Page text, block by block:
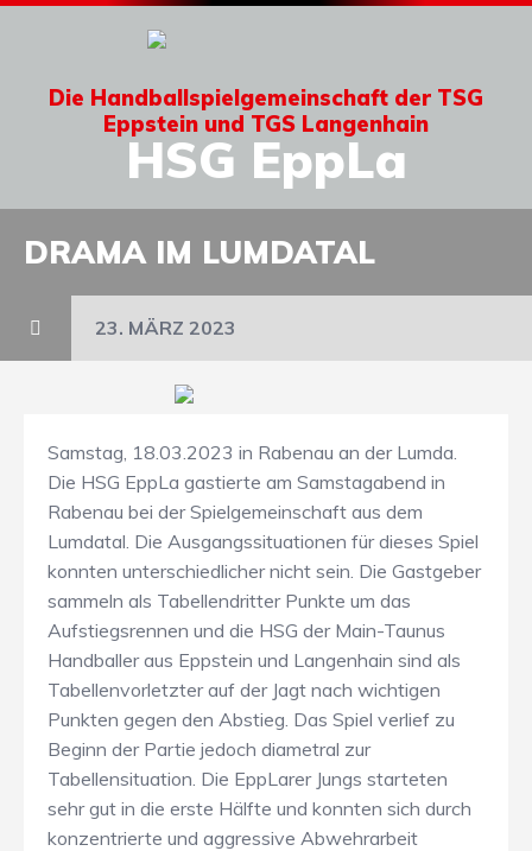
Die Handballspielgemeinschaft der TSG
Eppstein und TGS Langenhain
HSG EppLa
DRAMA IM LUMDATAL
23. MÄRZ 2023
Samstag, 18.03.2023 in Rabenau an der Lumda.
Die HSG EppLa gastierte am Samstagabend in
Rabenau bei der Spielgemeinschaft aus dem
Lumdatal. Die Ausgangssituationen für dieses Spiel
konnten unterschiedlicher nicht sein. Die Gastgeber
sammeln als Tabellendritter Punkte um das
Aufstiegsrennen und die HSG der Main-Taunus
Handballer aus Eppstein und Langenhain sind als
Tabellenvorletzter auf der Jagt nach wichtigen
Punkten gegen den Abstieg. Das Spiel verlief zu
Beginn der Partie jedoch diametral zur
Tabellensituation. Die EppLarer Jungs starteten
sehr gut in die erste Hälfte und konnten sich durch
konzentrierte und aggressive Abwehrarbeit